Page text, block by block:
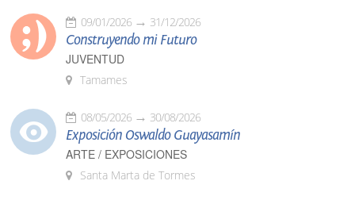
09/01/2026 31/12/2026
Construyendo mi Futuro
JUVENTUD
Tamames
08/05/2026 30/08/2026
Exposición Oswaldo Guayasamín
ARTE / EXPOSICIONES
Santa Marta de Tormes